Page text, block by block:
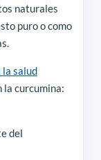
naturales
puro o como
la salud
la curcumina:
del